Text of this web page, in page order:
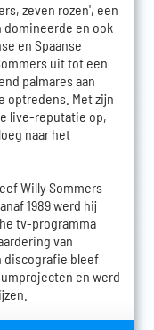
zeven rozen', een
en ook
en Spaanse
uit tot een
palmares aan
optredens. Met zijn
live-reputatie op,
naar het
Willy Sommers
1989 werd hij
tv-programma
van
discografie bleef
en werd